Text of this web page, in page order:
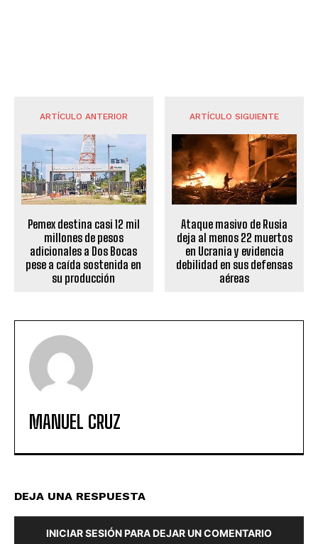
ARTÍCULO ANTERIOR
Pemex destina casi 12 mil
millones de pesos
adicionales a Dos Bocas
pese a caída sostenida en
su producción
ARTÍCULO SIGUIENTE
Ataque masivo de Rusia
deja al menos 22 muertos
en Ucrania y evidencia
debilidad en sus defensas
aéreas
MANUEL CRUZ
DEJA UNA RESPUESTA
INICIAR SESIÓN PARA DEJAR UN COMENTARIO